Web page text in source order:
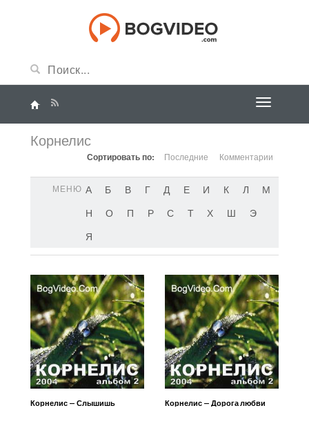
Корнелис
Сортировать по: Последние Комментарии
МЕНЮ А Б В Г Д Е И К Л
М
Н
О П Р С Т Х Ш
Э
Я
Корнелис — Слышишь Корнелис — Дорога любви